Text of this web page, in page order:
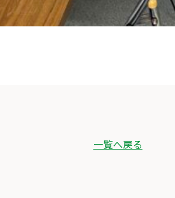
一覧へ戻る